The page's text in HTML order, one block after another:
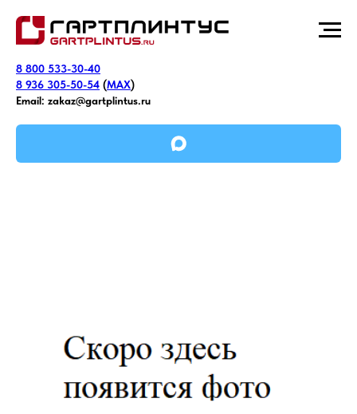
8 800 533-30-40
8 936 305-50-54 (MAX)
Email: zakaz@gartplintus.ru